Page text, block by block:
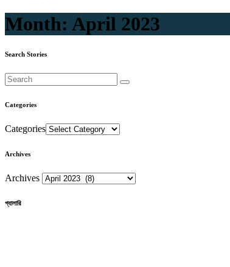
Month: April 2023
Search Stories
Categories
Categories
Archives
Archives
গ্যালারি